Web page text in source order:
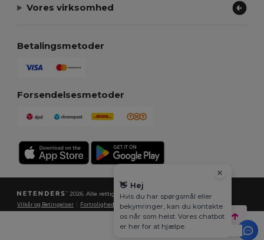
Vores virksomhed
Betalingsmetoder
Forsendelsesmetoder
2026. Alle rettigheder forbeholdes
Vilkår og Betingelser Fortrolighedspolitik| Politik for cookies| Sitemap
👋 Hej
Hvis du har spørgsmål eller
bekymringer, kan du kontakte
os når som helst. Vores chatbot
er her for at hjælpe.